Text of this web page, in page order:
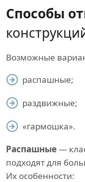
Способы
Возможные
распашные;
раздвижные;
«гармошка».
Распашные—
подходят для
Их особенности: